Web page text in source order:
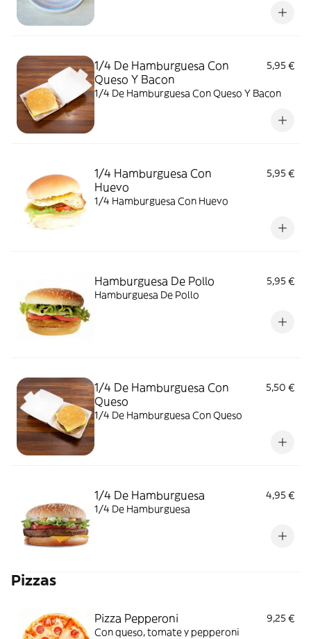
1/4 De Hamburguesa Con
Queso Y Bacon
5,95 €
1/4 De Hamburguesa Con Queso Y Bacon
1/4 Hamburguesa Con
Huevo
5,95 €
1/4 Hamburguesa Con Huevo
Hamburguesa De Pollo
5,95 €
Hamburguesa De Pollo
1/4 De Hamburguesa Con
Queso
5,50 €
1/4 De Hamburguesa Con Queso
1/4 De Hamburguesa
4,95 €
1/4 De Hamburguesa
Pizzas
Pizza Pepperoni
9,25 €
Con queso, tomate y pepperoni